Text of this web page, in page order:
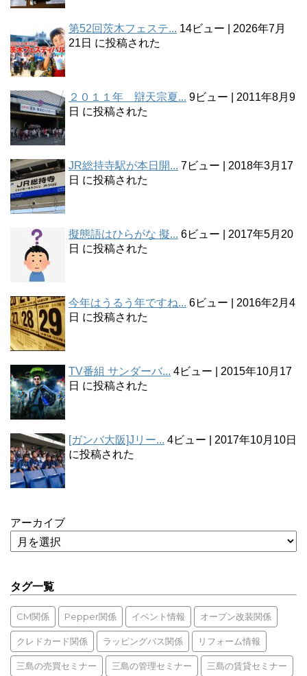
第52回茨木フェステ... 14ビュー
2026年7月
21日 に投稿された
２０１１年 辯天宗夏... 9ビュー
2011年8月9
日 に投稿された
JR総持寺駅が本日開... 7ビュー
2018年3月17
日 に投稿された
擬態語はひらがな 擬... 6ビュー
2017年5月20
日 に投稿された
今年はうるう年ですね... 6ビュー
2016年2月4
日 に投稿された
TV番組 サンダーバ... 4ビュー
2015年10月17
日 に投稿された
[ガンバ大阪]Jリー... 4ビュー
2017年10月10日
に投稿された
アーカイブ
タグ一覧
CM関係 Pepper関係 イベント情報 オープン改装関係
クレドカード関係 ラッピングバス関係 リフォーム情報
三島の売買セミナー 三島の管理セミナー 三島の賃貸セミナー